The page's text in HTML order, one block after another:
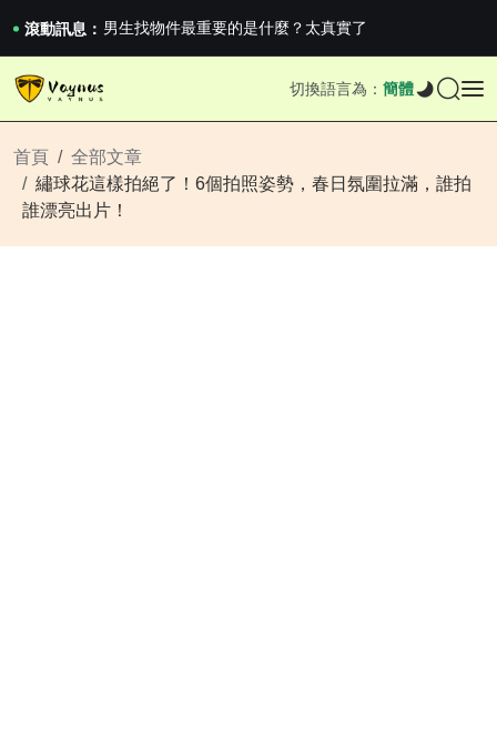
滾動訊息： 男生找物件最重要的是什麼？太真實了
2026澳網男單收官：全滿貫對上全滿亞，德約...
《巔峰守衛 Highguard》正式上線，官...
《巔峰守衛 Highguard》正式上線，官...
切換語言為： 簡體
首頁
全部文章
繡球花這樣拍絕了！6個拍照姿勢，春日氛圍拉滿，誰拍
誰漂亮出片！